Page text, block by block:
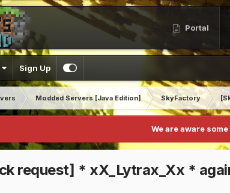
Portal
Sign Up
Modded Servers [Java Edition] SkyFactory
We are aware
request] * xX_Lytrax_Xx *